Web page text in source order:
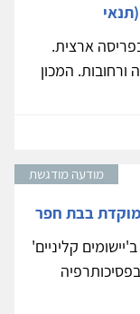
בפריסה ארצית.
המכון
מודעה מודגשת
בבת חפר
קליניים'